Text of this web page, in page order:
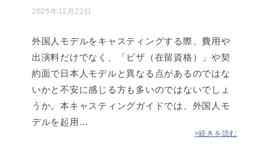
2025年12月22日
外国人モデルをキャスティングする際、費用や
出演料だけでなく、「ビザ（在留資格）」や契
約面で日本人モデルと異なる点があるのではな
いかと不安に感じる方も多いのではないでしょ
うか。本キャスティングガイドでは、外国人モ
デルを起用…
>続きを読む